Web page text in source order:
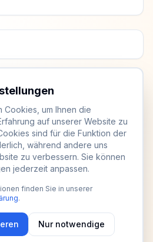
Cookies, um Ihnen die
auf unserer Website zu
sind für die Funktion der
während andere uns
zu verbessern. Sie können
jederzeit anpassen.
finden Sie in unserer
.
Nur notwendige